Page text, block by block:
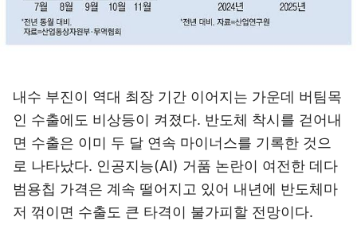
내수 부진이 역대 최장 기간 이어지는 가운데 버팀목
인 수출에도 비상등이 켜졌다. 반도체 착시를 걷어내
면 수출은 이미 두 달 연속 마이너스를 기록한 것으
로 나타났다. 인공지능(AI) 거품 논란이 여전한 데다
범용칩 가격은 계속 떨어지고 있어 내년에 반도체마
저 꺾이면 수출도 큰 타격이 불가피할 전망이다.